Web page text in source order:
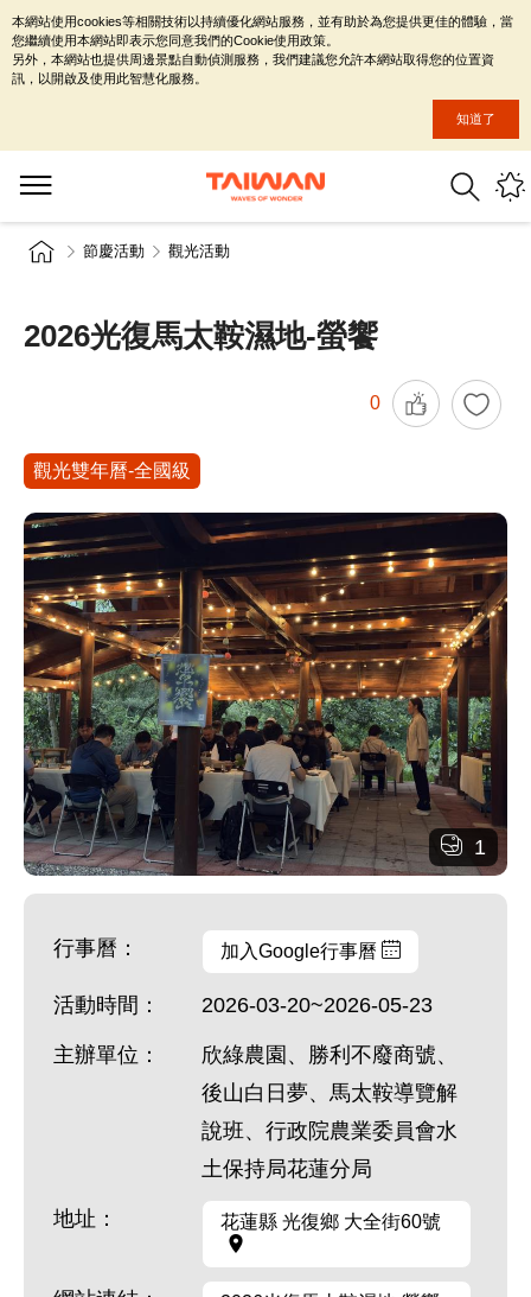
節慶活動 觀光活動
2026光復馬太鞍濕地-螢饗
0
觀光雙年曆-全國級
1
行事曆： 加入Google行事曆
活動時間： 2026-03-20~2026-05-23
主辦單位：
欣綠農園、勝利不廢商號、
後山白日夢、馬太鞍導覽解
說班、行政院農業委員會水
土保持局花蓮分局
地址： 花蓮縣 光復鄉 大全街60號
本網站使用cookies等相關技術以持續優化網站服務，並有助於為您提供更佳的體驗，當
您繼續使用本網站即表示您同意我們的Cookie使用政策。
另外，本網站也提供周邊景點自動偵測服務，我們建議您允許本網站取得您的位置資
訊，以開啟及使用此智慧化服務。
知道了